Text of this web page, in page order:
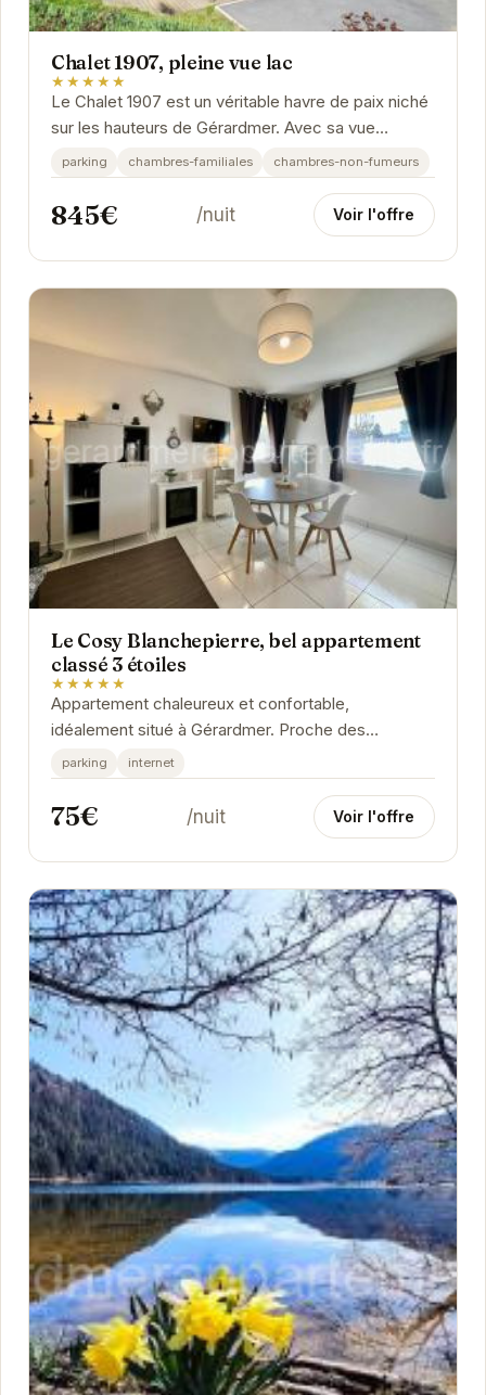
Chalet 1907, pleine vue lac
★★★★★
Le Chalet 1907 est un véritable havre de paix niché
sur les hauteurs de Gérardmer. Avec sa vue
imprenable sur le lac, il offre un cadre idyllique...
parking chambres-familiales chambres-non-fumeurs
845€ /nuit Voir l'offre
Le Cosy Blanchepierre, bel appartement
classé 3 étoiles
★★★★★
Appartement chaleureux et confortable,
idéalement situé à Gérardmer. Proche des
commerces et des activités, il offre un cadre
parfait pour des...
parking internet
75€ /nuit Voir l'offre